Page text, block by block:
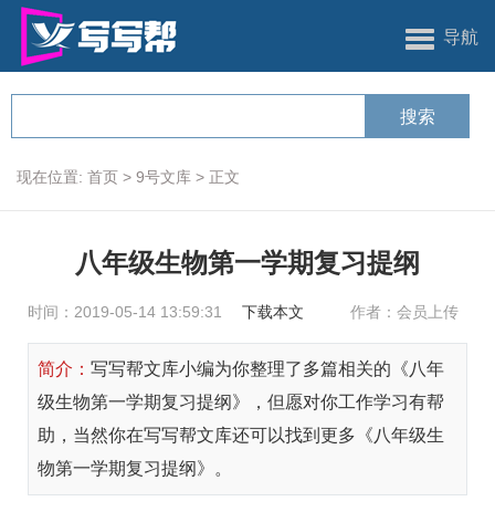
导航
现在位置: 首页 > 9号文库 > 正文
八年级生物第一学期复习提纲
时间：2019-05-14 13:59:31 下载本文 作者：会员上传
简介： 写写帮文库小编为你整理了多篇相关的《八年
级生物第一学期复习提纲》，但愿对你工作学习有帮
助，当然你在写写帮文库还可以找到更多《八年级生
物第一学期复习提纲》。